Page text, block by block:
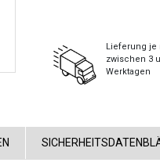
Lieferung je
zwischen 3
Werktagen